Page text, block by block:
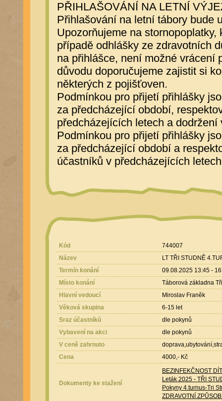
PŘIHLAŠOVÁNÍ NA LETNÍ
Přihlašování na letní tábory bude
Upozorňujeme na
případě odhlášky ze zdravotních
na přihlášce, není možné vrácení
důvodu doporučujeme zajistit si
některých z pojišťoven.
Podmínkou pro přijetí přihlášky
za předcházející období,
předcházejících letech a
Podmínkou pro přijetí přihlášky
za předcházející období a
účastníků v předcházejících
Kód
744007
Název
LT TŘI STUDNĚ
Termín konání
09.08.2025 13:45 -
Místo konání
Táborová základna
Hlavní vedoucí
Miroslav Franěk
Věková skupina
6-15 let
Sraz účastníků
dle pokynů
Vybavení na akci
dle pokynů
V ceně zahrnuto
Cena
4000,- Kč
Dokumenty ke stažení
BEZINFEKČNOST
Leták 2025 - TŘI
Pokyny 4.turnus-Tri
ZDRAVOTNÍ